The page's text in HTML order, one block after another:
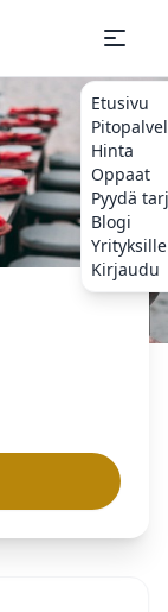
Etusivu
Hinta
Oppaat
Pyydä
Blogi
Yrityksille
Kirjaudu